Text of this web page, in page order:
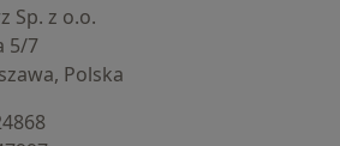
Sp. z o.o.
5/7
Polska